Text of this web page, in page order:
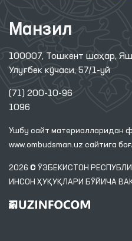
Манзил
100007, Тошкент шаҳар,
Улуғбек кўчаси, 57/1-уй
(71) 200-10-96
1096
Ушбу сайт материалларидан
www.ombudsman.uz сайтига
2026 © ЎЗБЕКИСТОН
ИНСОН ҲУҚУҚЛАРИ БЎЙИЧА